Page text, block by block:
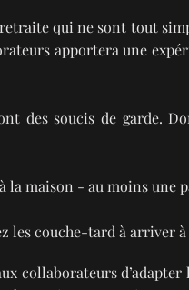
qui ne sont tout
apportera une
des soucis de garde.
la maison - au moins une
les couche-tard à arriver à
collaborateurs